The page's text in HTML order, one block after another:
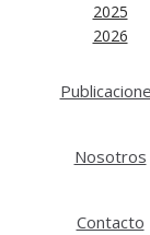
2025
2026
Nosotros
Contacto